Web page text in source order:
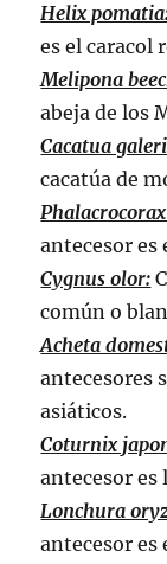
Helix
es el caracol
Melipona
abeja de los
Cacatua
cacatúa de
antecesor es
Cygnus olor:
común o
Acheta
antecesores
asiáticos.
Coturnix
antecesor es
Lonchura
antecesor es